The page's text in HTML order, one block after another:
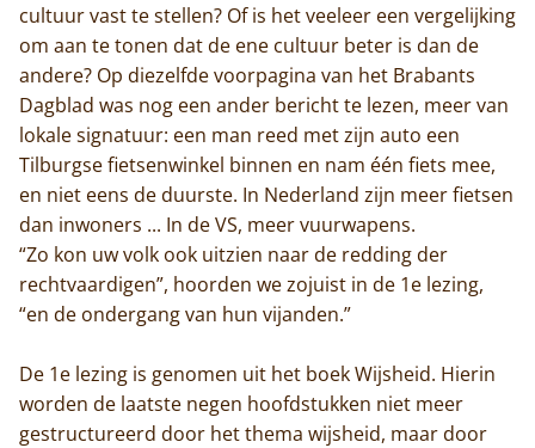
cultuur vast te stellen? Of is het veeleer een vergelijking
om aan te tonen dat de ene cultuur beter is dan de
andere? Op diezelfde voorpagina van het Brabants
Dagblad was nog een ander bericht te lezen, meer van
lokale signatuur: een man reed met zijn auto een
Tilburgse fietsenwinkel binnen en nam één fiets mee,
en niet eens de duurste. In Nederland zijn meer fietsen
dan inwoners ... In de VS, meer vuurwapens.
“Zo kon uw volk ook uitzien naar de redding der
rechtvaardigen”, hoorden we zojuist in de 1e lezing,
“en de ondergang van hun vijanden.”
De 1e lezing is genomen uit het boek Wijsheid. Hierin
worden de laatste negen hoofdstukken niet meer
gestructureerd door het thema wijsheid, maar door